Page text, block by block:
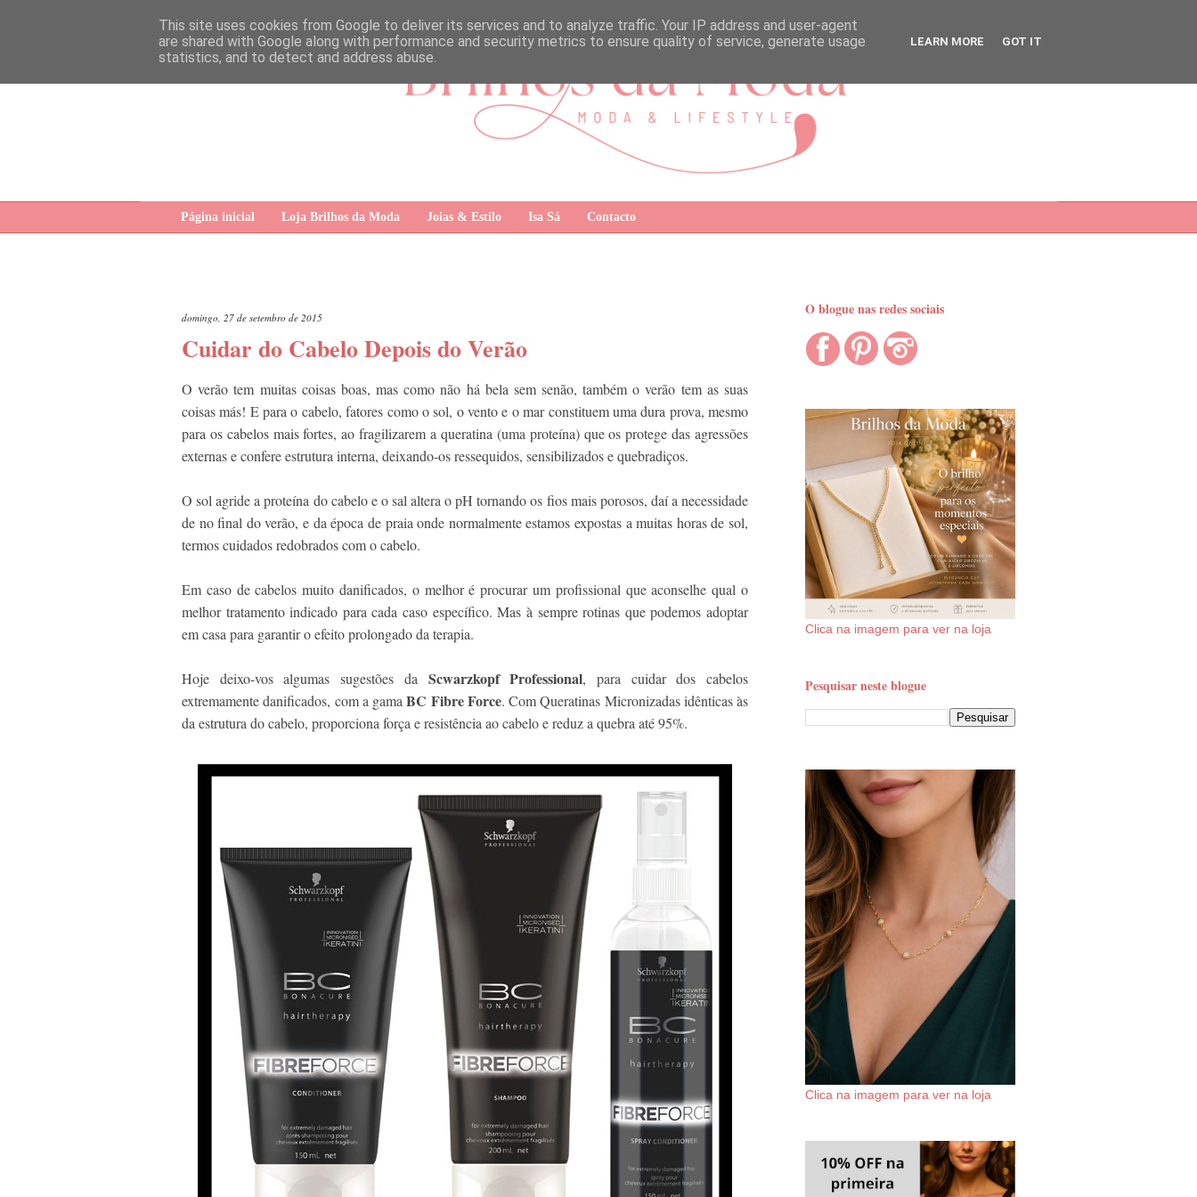
Página inicial Loja Brilhos da Moda Joias & Estilo Isa Sá Contacto
domingo, 27 de setembro de 2015
Cuidar do Cabelo Depois do Verão
O verão tem muitas coisas boas, mas como não há bela sem senão, também o verão tem as suas
coisas más! E para o cabelo, fatores como o sol, o vento e o mar constituem uma dura prova, mesmo
para os cabelos mais fortes, ao fragilizarem a queratina (uma proteína) que os protege das agressões
externas e confere estrutura interna, deixando-os ressequidos, sensibilizados e quebradiços.
O sol agride a proteína do cabelo e o sal altera o pH tornando os fios mais porosos, daí a necessidade
de no final do verão, e da época de praia onde normalmente estamos expostas a muitas horas de sol,
termos cuidados redobrados com o cabelo.
Em caso de cabelos muito danificados, o melhor é procurar um profissional que aconselhe qual o
melhor tratamento indicado para cada caso específico. Mas à sempre rotinas que podemos adoptar
em casa para garantir o efeito prolongado da terapia.
Hoje deixo-vos algumas sugestões da Scwarzkopf Professional, para cuidar dos cabelos
extremamente danificados, com a gama BC Fibre Force. Com Queratinas Micronizadas idênticas às
da estrutura do cabelo, proporciona força e resistência ao cabelo e reduz a quebra até 95%.
O blogue nas redes sociais
Clica na imagem para ver na loja
Pesquisar neste blogue
Clica na imagem para ver na loja
This site uses cookies from Google to deliver its services and to analyze traffic. Your IP address and user-agent
are shared with Google along with performance and security metrics to ensure quality of service, generate usage
statistics, and to detect and address abuse.
LEARN MORE GOT IT